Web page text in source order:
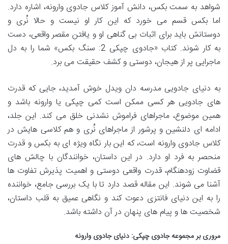
شواهد به سمت بکس، دانش آموز کلاس جادوی وارونه، اشاره دارد.
اما بکس قسم می خورد که این کار او نیست و حالا نُری و
دوستانش باید برای اثبات بی گناهی او و یافتن مقصر واقعی، دست
به کار شوند. کتاب «جادوی چپکی 2: سنگ بکس» شما را به دل
ماجرایی پر از هیجان، دوستی و کشف حقیقت می برد.
به دنیای جادویی مدرسه دان ویدل خوش آمدید، جایی که قدرت
های جادویی هر کسی ممکن است کمی چپکی یا وارونه باشد و
همین موضوع، ماجراهای فراموش نشدنی خلق می کند. این جلد،
ادامه ای دلنشین و پرشور از ماجراهای نُری و هم کلاسی هایش در
کلاس جادوی وارونه است، که این بار نگاه ویژه ای به بکس و قدرت
منحصر به فرد او دارد. در این داستان، خوانندگان با چالش های
قضاوت زودهنگام، قدرت واقعی دوستی و اهمیت پذیرش تفاوت ها
آشنا می شوند. این مقاله قصد دارد تا با یک بررسی جامع، خواننده
را به این دنیای فانتزی دعوت کند و نگاهی عمیق به قلب داستان،
شخصیت ها و پیام های پنهان در آن داشته باشد.
مروری بر مجموعه جادوی چپکی: دنیای جادوی وارونه